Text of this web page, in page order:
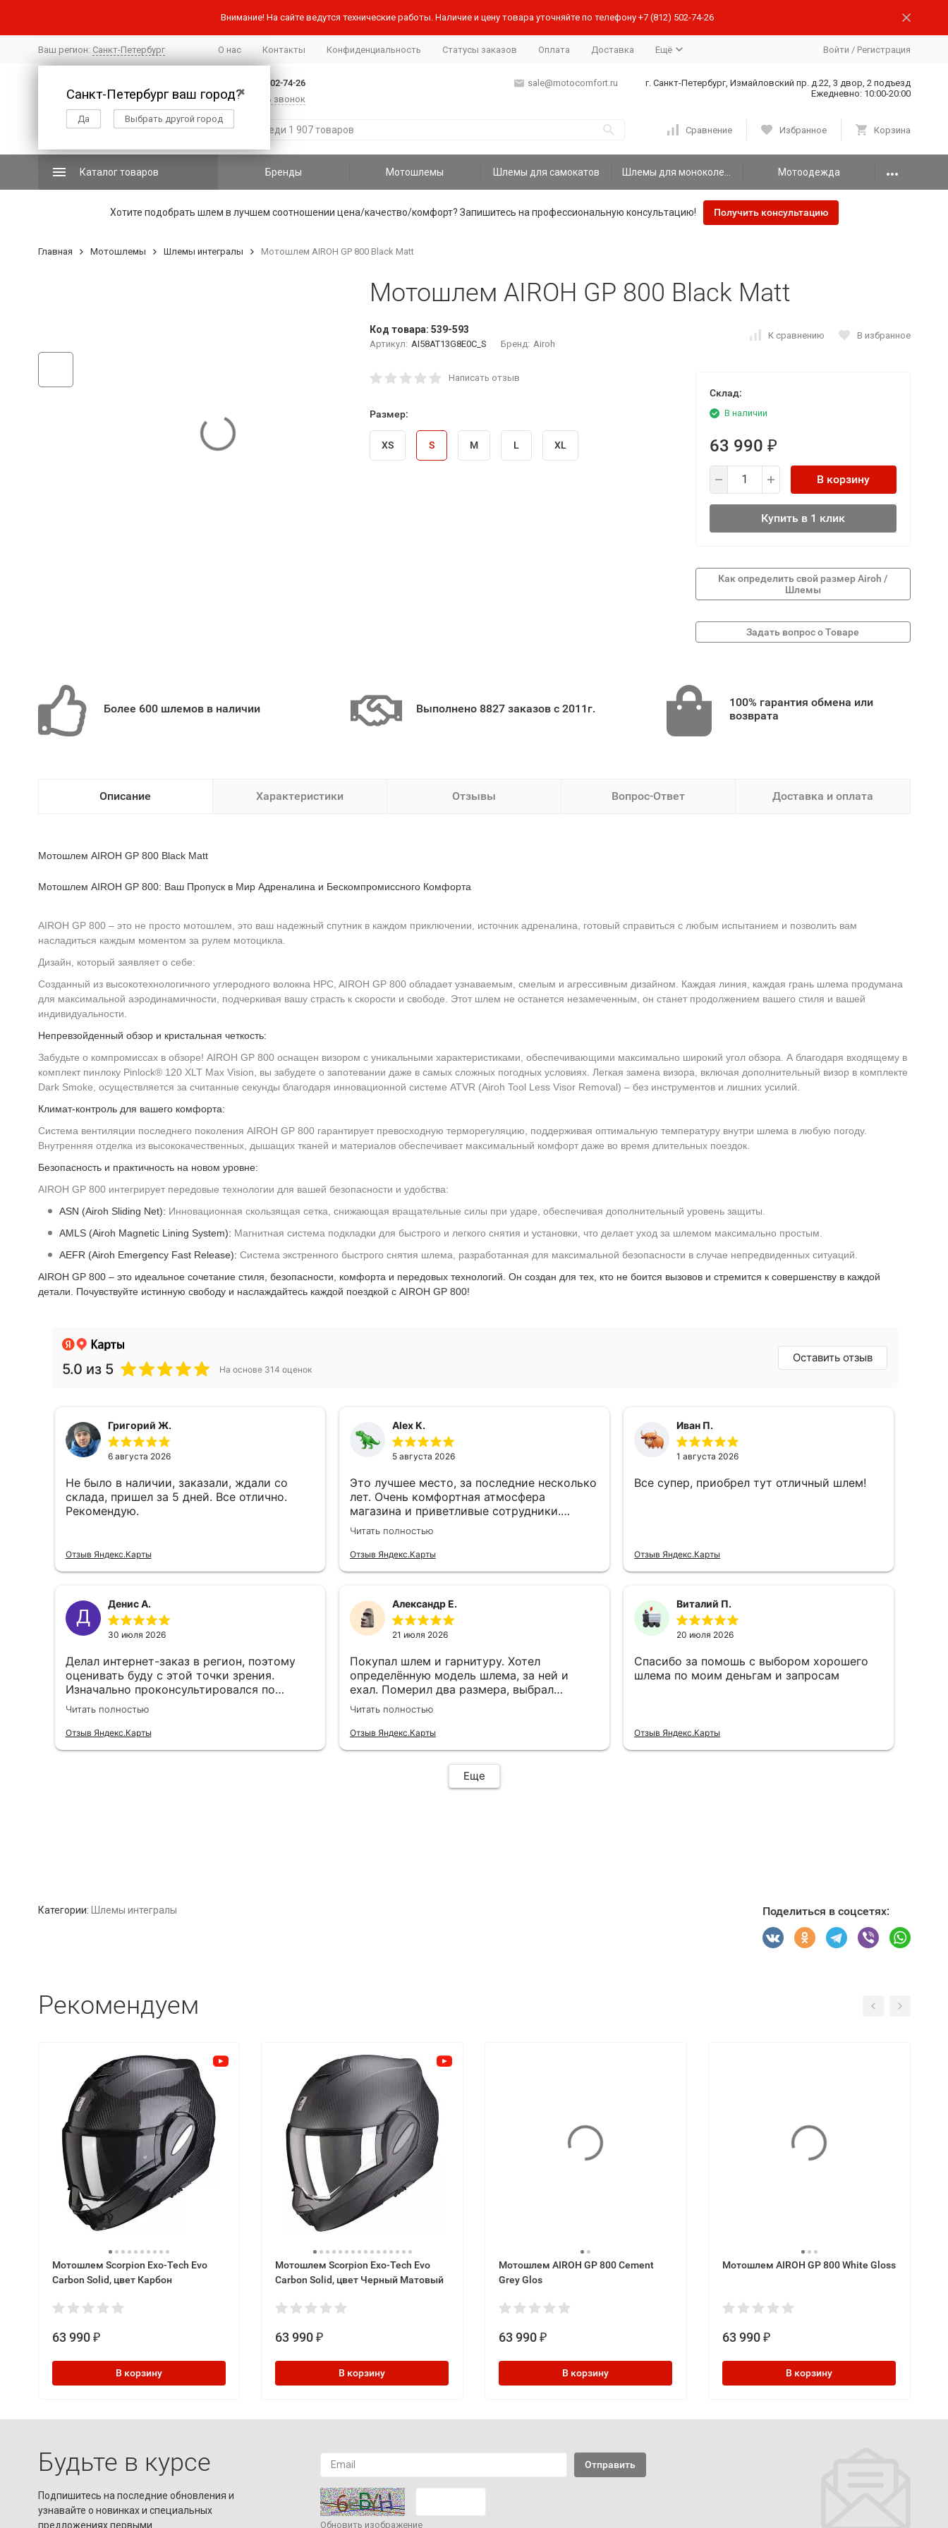
Внимание! На сайте ведутся технические работы. Наличие и цену товара уточняйте по телефону +7 (812) 502-74-26
Ваш регион: Санкт-Петербург
✖
Санкт-Петербург ваш город?
Да Выбрать другой город
О нас Контакты Конфиденциальность Статусы заказов Оплата Доставка Ещё Войти / Регистрация
+7 (812) 502-74-26
Заказать звонок
sale@motocomfort.ru
г. Санкт-Петербург, Измайловский пр. д.22, 3 двор, 2 подъезд
Ежедневно: 10:00-20:00
Сравнение Избранное Корзина
Каталог товаров Бренды Мотошлемы Шлемы для самокатов Мотоодежда
Хотите подобрать шлем в лучшем соотношении цена/качество/комфорт? Запишитесь на профессиональную консультацию! Получить консультацию
Главная Мотошлемы Шлемы интегралы Мотошлем AIROH GP 800 Black Matt
Мотошлем AIROH GP 800 Black Matt
Код товара: 539-593
Артикул: AI58AT13G8E0C_S Бренд: Airoh
К сравнению В избранное
Написать отзыв
Размер:
XS S M L XL
Склад:
В наличии
63 990 ₽
В корзину
Купить в 1 клик
Как определить свой размер Airoh /
Шлемы
Более 600 шлемов в наличии Выполнено 8827 заказов с 2011г.
100% гарантия обмена или
возврата
Описание Характеристики Отзывы Вопрос-Ответ Доставка и оплата
Мотошлем AIROH GP 800 Black Matt
Мотошлем AIROH GP 800: Ваш Пропуск в Мир Адреналина и Бескомпромиссного Комфорта
AIROH GP 800 – это не просто мотошлем, это ваш надежный спутник в каждом приключении, источник адреналина, готовый справиться с любым испытанием и позволить вам
насладиться каждым моментом за рулем мотоцикла.
Дизайн, который заявляет о себе:
Созданный из высокотехнологичного углеродного волокна HPC, AIROH GP 800 обладает узнаваемым, смелым и агрессивным дизайном. Каждая линия, каждая грань шлема продумана
для максимальной аэродинамичности, подчеркивая вашу страсть к скорости и свободе. Этот шлем не останется незамеченным, он станет продолжением вашего стиля и вашей
индивидуальности.
Непревзойденный обзор и кристальная четкость:
Забудьте о компромиссах в обзоре! AIROH GP 800 оснащен визором с уникальными характеристиками, обеспечивающими максимально широкий угол обзора. А благодаря входящему в
комплект пинлоку Pinlock® 120 XLT Max Vision, вы забудете о запотевании даже в самых сложных погодных условиях. Легкая замена визора, включая дополнительный визор в комплекте
Dark Smoke, осуществляется за считанные секунды благодаря инновационной системе ATVR (Airoh Tool Less Visor Removal) – без инструментов и лишних усилий.
Климат-контроль для вашего комфорта:
Система вентиляции последнего поколения AIROH GP 800 гарантирует превосходную терморегуляцию, поддерживая оптимальную температуру внутри шлема в любую погоду.
Внутренняя отделка из высококачественных, дышащих тканей и материалов обеспечивает максимальный комфорт даже во время длительных поездок.
Безопасность и практичность на новом уровне:
AIROH GP 800 интегрирует передовые технологии для вашей безопасности и удобства:
ASN (Airoh Sliding Net): Инновационная скользящая сетка, снижающая вращательные силы при ударе, обеспечивая дополнительный уровень защиты.
AMLS (Airoh Magnetic Lining System): Магнитная система подкладки для быстрого и легкого снятия и установки, что делает уход за шлемом максимально простым.
AEFR (Airoh Emergency Fast Release): Система экстренного быстрого снятия шлема, разработанная для максимальной безопасности в случае непредвиденных ситуаций.
AIROH GP 800 – это идеальное сочетание стиля, безопасности, комфорта и передовых технологий. Он создан для тех, кто не боится вызовов и стремится к совершенству в каждой
детали. Почувствуйте истинную свободу и наслаждайтесь каждой поездкой с AIROH GP 800!
Категории: Шлемы интегралы Поделиться в соцсетях:
Рекомендуем
Мотошлем Scorpion Exo-Tech Evo
Carbon Solid, цвет Карбон
63 990 ₽
В корзину
Мотошлем Scorpion Exo-Tech Evo
Carbon Solid, цвет Черный Матовый
63 990 ₽
В корзину
Мотошлем AIROH GP 800 Cement
Grey Glos
63 990 ₽
В корзину
Мотошлем AIROH GP 800 White Gloss
63 990 ₽
В корзину
Будьте в курсе
Подпишитесь на последние обновления и
узнавайте о новинках и специальных
предложениях первыми
Обновить изображение